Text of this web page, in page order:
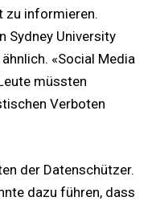
zu informieren.
Sydney University
«Social Media
müssten
Verboten
der Datenschützer.
dazu führen, dass